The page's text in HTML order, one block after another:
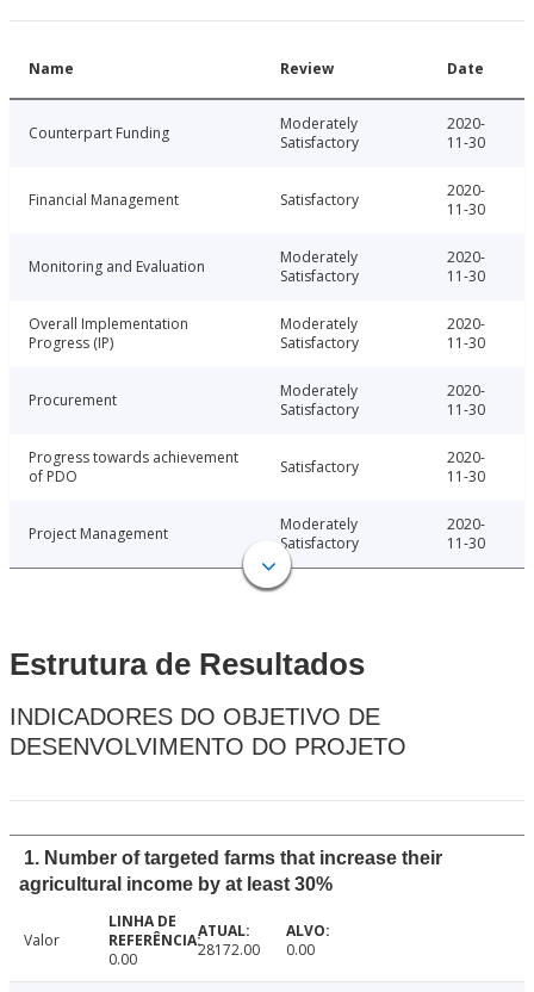
Name Review Date
Counterpart Funding
Moderately
Satisfactory
2020-
11-30
Financial Management Satisfactory
2020-
11-30
Monitoring and Evaluation
Moderately
Satisfactory
2020-
11-30
Overall Implementation
Progress (IP)
Moderately
Satisfactory
2020-
11-30
Procurement
Moderately
Satisfactory
2020-
11-30
Progress towards achievement
of PDO
Satisfactory
2020-
11-30
Project Management
Moderately
Satisfactory
2020-
11-30
Estrutura de Resultados
INDICADORES DO OBJETIVO DE
DESENVOLVIMENTO DO PROJETO
1. Number of targeted farms that increase their
agricultural income by at least 30%
Valor
0.00
28172.00 0.00